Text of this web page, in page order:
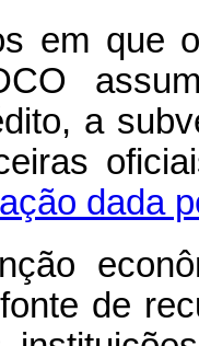
em que
a
dada
de